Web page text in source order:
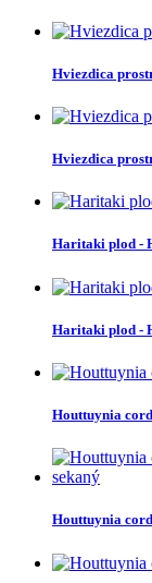
Hviezdica
Hviezdica
Haritaki plod -
Haritaki plod -
Houttuynia
Houttuynia